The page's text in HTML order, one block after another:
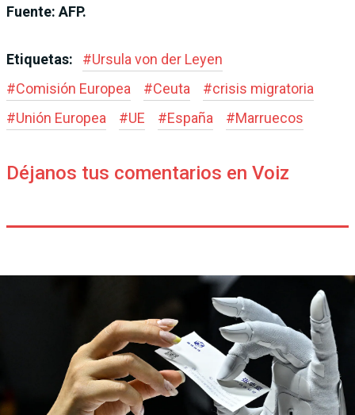
Fuente: AFP.
Etiquetas: #Ursula von der Leyen
#Comisión Europea #Ceuta #crisis migratoria
#Unión Europea #UE #España #Marruecos
Déjanos tus comentarios en Voiz